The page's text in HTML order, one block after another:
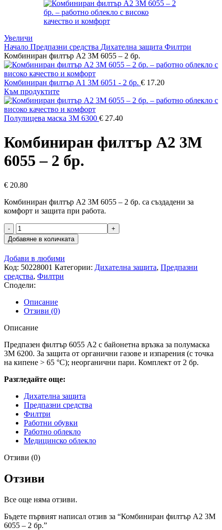
Увеличи
Начало Предпазни средства Дихателна защита Филтри
Комбиниран филтър А2 3M 6055 – 2 бр.
Комбиниран филтър А1 3M 6051 - 2 бр. € 17.20
Към продуктите
Полулицева маска 3M 6300 € 27.40
Комбиниран филтър А2 3M
6055 – 2 бр.
€ 20.80
Комбиниран филтър А2 3M 6055 – 2 бр. са създадени за
комфорт и защита при работа.
количество
за
Комбиниран
филтър
А2
3M
6055
-
бр.
Добавяне в количката
Добави в любими
Код: 50228001 Категории: Дихателна защита, Предпазни
средства, Филтри
Сподели:
Описание
Отзиви (0)
Описание
Предпазен филтър 6055 A2 с байонетна връзка за полумаска
3М 6200. За защита от органични газове и изпарения (с точка
на кипене > 65 °C); неорганични пари. Комплект от 2 бр.
Разгледайте още:
Дихателна защита
Предпазни средства
Филтри
Работни обувки
Работно облекло
Медицинско облекло
Отзиви (0)
Отзиви
Все още няма отзиви.
Бъдете първият написал отзив за “Комбиниран филтър А2 3M
6055 – 2 бр.”